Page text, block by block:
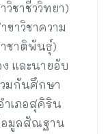
ชาชีววิทยา)
าวิชาความ
ชาติพันธุ์)
และนายอับ
มกันศึกษา
ำเภอสุคิริน
อมูลสัณฐาน